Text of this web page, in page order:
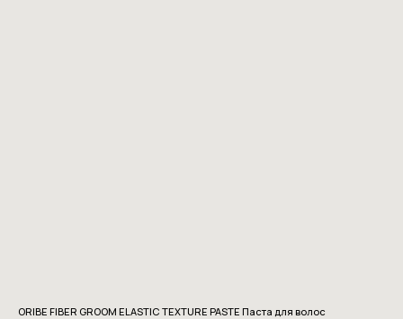
ORIBE FIBER GROOM ELASTIC TEXTURE PASTE Паста для волос